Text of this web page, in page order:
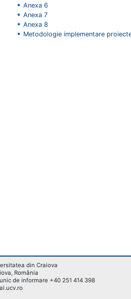
Anexa 6
Anexa 7
Anexa 8
Metodologie implementare
din Craiova
România
de informare +40 251 414 398